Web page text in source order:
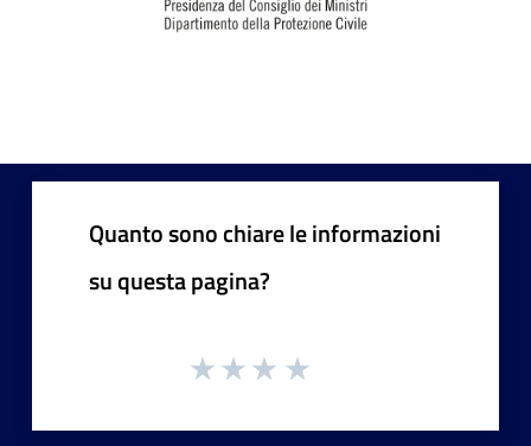
Quanto sono chiare le informazioni
su questa pagina?